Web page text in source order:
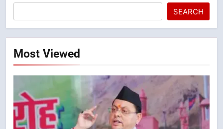
SEARCH
Most Viewed